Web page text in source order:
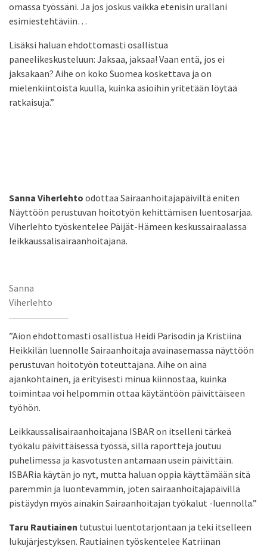
omassa työssäni. Ja jos joskus vaikka etenisin urallani
esimiestehtäviin…
Lisäksi haluan ehdottomasti osallistua
paneelikeskusteluun: Jaksaa, jaksaa! Vaan entä, jos ei
jaksakaan? Aihe on koko Suomea koskettava ja on
mielenkiintoista kuulla, kuinka asioihin yritetään löytää
ratkaisuja.”
Sanna Viherlehto odottaa Sairaanhoitajapäiviltä eniten
Näyttöön perustuvan hoitotyön kehittämisen luentosarjaa.
Viherlehto työskentelee Päijät-Hämeen keskussairaalassa
leikkaussalisairaanhoitajana.
Sanna
Viherlehto
”Aion ehdottomasti osallistua Heidi Parisodin ja Kristiina
Heikkilän luennolle Sairaanhoitaja avainasemassa näyttöön
perustuvan hoitotyön toteuttajana. Aihe on aina
ajankohtainen, ja erityisesti minua kiinnostaa, kuinka
toimintaa voi helpommin ottaa käytäntöön päivittäiseen
työhön.
Leikkaussalisairaanhoitajana ISBAR on itselleni tärkeä
työkalu päivittäisessä työssä, sillä raportteja joutuu
puhelimessa ja kasvotusten antamaan usein päivittäin.
ISBARia käytän jo nyt, mutta haluan oppia käyttämään sitä
paremmin ja luontevammin, joten sairaanhoitajapäivillä
pistäydyn myös ainakin Sairaanhoitajan työkalut -luennolla.”
Taru Rautiainen tutustui luentotarjontaan ja teki itselleen
lukujärjestyksen. Rautiainen työskentelee Katriinan